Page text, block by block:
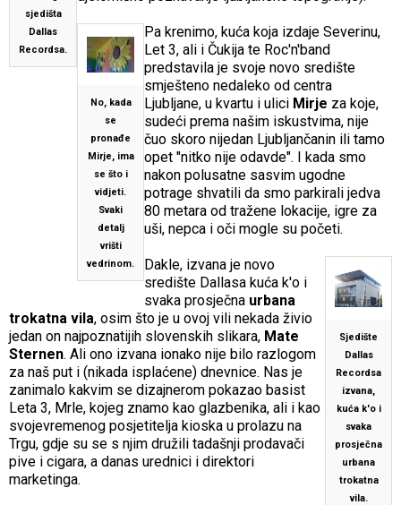
sjedišta
Dallas
Recordsa.
No, kada
se
pronađe
Mirje, ima
se što i
vidjeti.
Svaki
detalj
vrišti
vedrinom.
Pa krenimo, kuća koja izdaje Severinu,
Let 3, ali i Čukija te Roc'n'band
predstavila je svoje novo središte
smješteno nedaleko od centra
Ljubljane, u kvartu i ulici Mirje za koje,
sudeći prema našim iskustvima, nije
čuo skoro nijedan Ljubljančanin ili tamo
opet "nitko nije odavde". I kada smo
nakon polusatne sasvim ugodne
potrage shvatili da smo parkirali jedva
80 metara od tražene lokacije, igre za
uši, nepca i oči mogle su početi.
Sjedište
Dallas
Recordsa
izvana,
kuća k'o i
svaka
prosječna
urbana
trokatna
vila.
Dakle, izvana je novo
središte Dallasa kuća k'o i
svaka prosječna urbana
trokatna vila, osim što je u ovoj vili nekada živio
jedan on najpoznatijih slovenskih slikara, Mate
Sternen. Ali ono izvana ionako nije bilo razlogom
za naš put i (nikada isplaćene) dnevnice. Nas je
zanimalo kakvim se dizajnerom pokazao basist
Leta 3, Mrle, kojeg znamo kao glazbenika, ali i kao
svojevremenog posjetitelja kioska u prolazu na
Trgu, gdje su se s njim družili tadašnji prodavači
pive i cigara, a danas urednici i direktori
marketinga.